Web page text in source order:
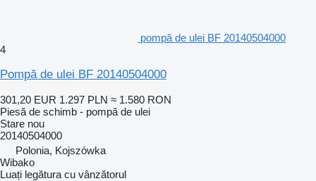
pompă de ulei BF 20140504000
4
Pompă de ulei BF 20140504000
301,20 EUR 1.297 PLN ≈ 1.580 RON
Piesă de schimb - pompă de ulei
Stare nou
20140504000
Polonia, Kojszówka
Wibako
Luați legătura cu vânzătorul